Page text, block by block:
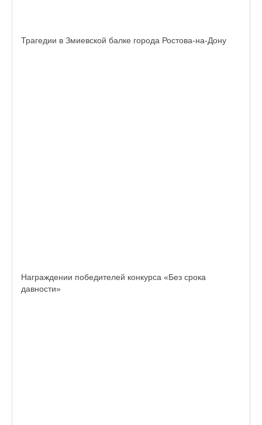
Трагедии в Змиевской балке города Ростова-на-Дону
Награждении победителей конкурса «Без срока
давности»